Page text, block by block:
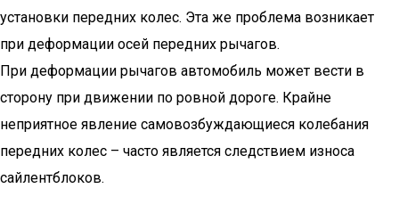
установки передних колес. Эта же проблема возникает
при деформации осей передних рычагов.
При деформации рычагов автомобиль может вести в
сторону при движении по ровной дороге. Крайне
неприятное явление самовозбуждающиеся колебания
передних колес – часто является следствием износа
сайлентблоков.